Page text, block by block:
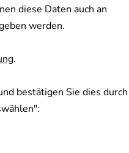
diese Daten auch an
werden.
.
bestätigen Sie dies durch